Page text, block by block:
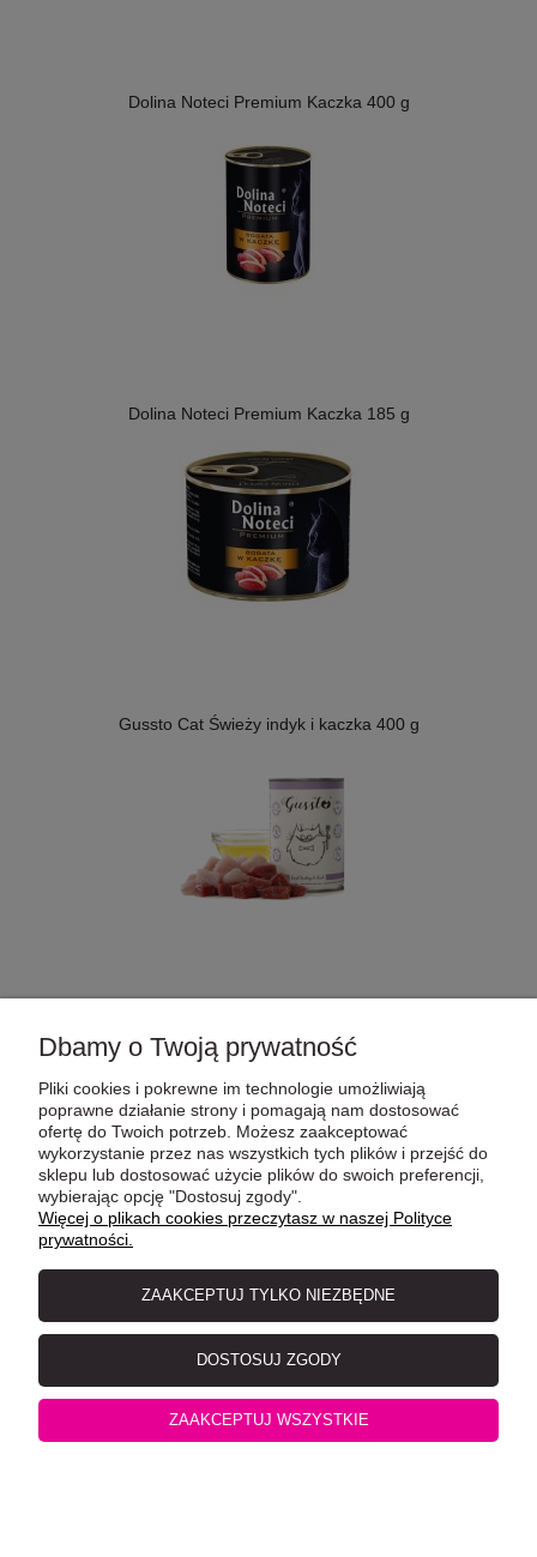
Dolina Noteci Premium Kaczka 400 g
Dolina Noteci Premium Kaczka 185 g
Gussto Cat Świeży indyk i kaczka 400 g
MAC's Cat Kaczka, Wołowina i Królik 800g
Dbamy o Twoją prywatność
Pliki cookies i pokrewne im technologie umożliwiają
poprawne działanie strony i pomagają nam dostosować
ofertę do Twoich potrzeb. Możesz zaakceptować
wykorzystanie przez nas wszystkich tych plików i przejść do
sklepu lub dostosować użycie plików do swoich preferencji,
wybierając opcję "Dostosuj zgody".
Więcej o plikach cookies przeczytasz w naszej Polityce
prywatności.
ZAAKCEPTUJ TYLKO NIEZBĘDNE
DOSTOSUJ ZGODY
ZAAKCEPTUJ WSZYSTKIE